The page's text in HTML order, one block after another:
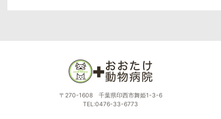
〒270-1608 千葉県印西市舞姫1-3-6
TEL:0476-33-6773